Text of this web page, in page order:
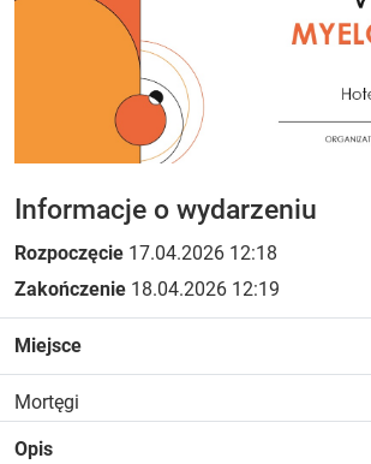
Informacje o wydarzeniu
Rozpoczęcie 17.04.2026 12:18
Zakończenie 18.04.2026 12:19
Miejsce
Mortęgi
Opis